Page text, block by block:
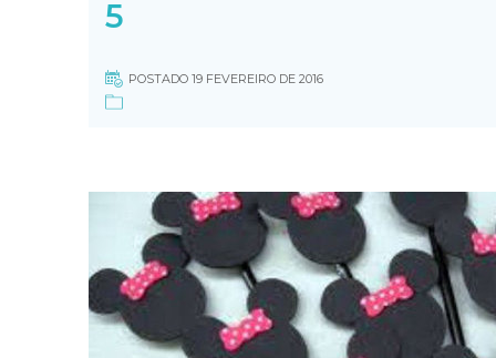
5
POSTADO 19 FEVEREIRO DE 2016